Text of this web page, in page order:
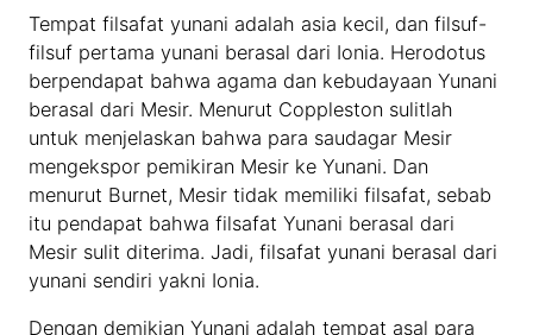
Tempat filsafat yunani adalah asia kecil, dan filsuf-
filsuf pertama yunani berasal dari Ionia. Herodotus
berpendapat bahwa agama dan kebudayaan Yunani
berasal dari Mesir. Menurut Coppleston sulitlah
untuk menjelaskan bahwa para saudagar Mesir
mengekspor pemikiran Mesir ke Yunani. Dan
menurut Burnet, Mesir tidak memiliki filsafat, sebab
itu pendapat bahwa filsafat Yunani berasal dari
Mesir sulit diterima. Jadi, filsafat yunani berasal dari
yunani sendiri yakni Ionia.
Dengan demikian Yunani adalah tempat asal para